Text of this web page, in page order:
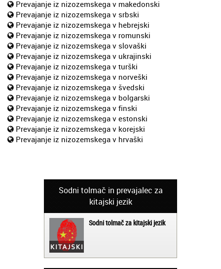
Prevajanje iz nizozemskega v makedonski
Prevajanje iz nizozemskega v srbski
Prevajanje iz nizozemskega v hebrejski
Prevajanje iz nizozemskega v romunski
Prevajanje iz nizozemskega v slovaški
Prevajanje iz nizozemskega v ukrajinski
Prevajanje iz nizozemskega v turški
Prevajanje iz nizozemskega v norveški
Prevajanje iz nizozemskega v švedski
Prevajanje iz nizozemskega v bolgarski
Prevajanje iz nizozemskega v finski
Prevajanje iz nizozemskega v estonski
Prevajanje iz nizozemskega v korejski
Prevajanje iz nizozemskega v hrvaški
Sodni tolmač in prevajalec za
kitajski jezik
Sodni tolmač za kitajski jezik